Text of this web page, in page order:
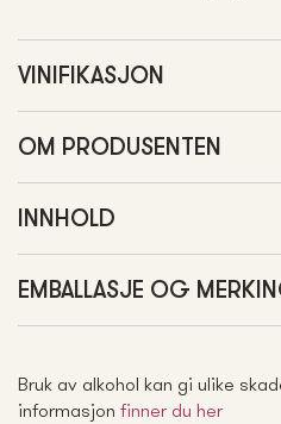
VINIFIKASJON
OM PRODUSENTEN
INNHOLD
EMBALLASJE OG
Bruk av alkohol kan gi ulike
informasjon finner du her